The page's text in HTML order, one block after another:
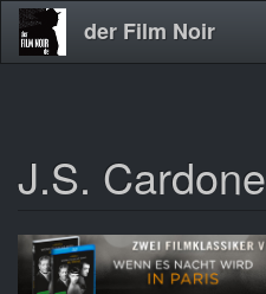
Direkt
zum
der Film Noir
J.S. Cardone